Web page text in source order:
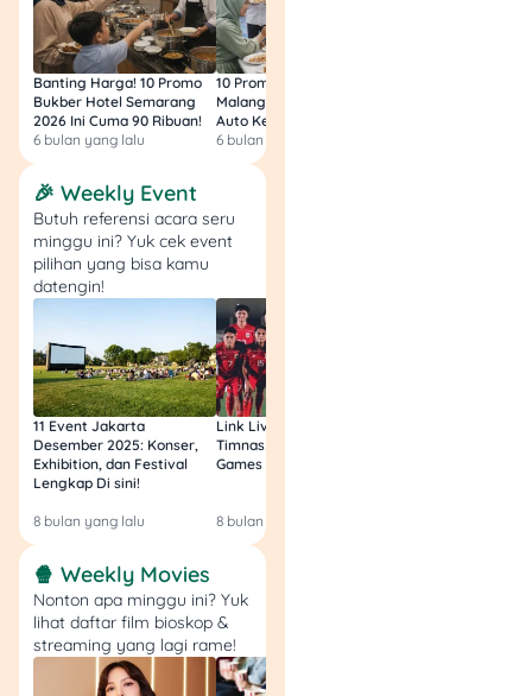
Berlaku buat
pengguna Debit BRI
(Prioritas & Private) &
Kartu Kredit BRI
(kecuali Corporate)
ada tanggal
blackout!
Tanpa minimum atau
maksimum transaksi
2. The Duck King Group
– Diskon 30%
The Duck King Group
(sumber: Instagram)
Valentine ini bisa makan
mewah bareng pasangan
pakaiDebit atau Kartu
Kredit BRIdan nikmatin
promo spesial buat makan-
makan seru!
Banting Harga! 10 Promo
Bukber Hotel Semarang
2026 Ini Cuma 90 Ribuan!
6 bulan yang lalu
10 Promo Bukber Hotel
Malang 2026: Start 75rb,
Auto Kenyang!
6 bulan yang lalu
🎉 Weekly Event
Butuh referensi acara seru
minggu ini? Yuk cek event
pilihan yang bisa kamu
datengin!
11 Event Jakarta
Desember 2025: Konser,
Exhibition, dan Festival
Lengkap Di sini!
8 bulan yang lalu
Link Live Streaming
Timnas vs Filipina SEA
Games Malam Ini, Gratis!
8 bulan yang lalu
🍿 Weekly Movies
Nonton apa minggu ini? Yuk
lihat daftar film bioskop &
streaming yang lagi rame!